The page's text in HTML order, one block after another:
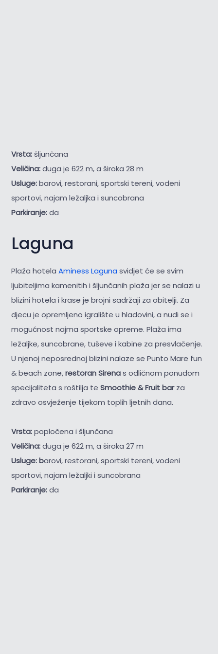
Vrsta:šljunčana
Veličina:duga je 622 m, a široka 28 m
Usluge:barovi, restorani, sportski tereni, vodeni
sportovi, najam ležaljka i suncobrana
Parkiranje:da
Laguna
Plaža hotela Aminess Laguna svidjet će se svim
ljubiteljima kamenitih i šljunčanih plaža jer se nalazi u
blizini hotela i krase je brojni sadržaji za obitelji. Za
djecu je opremljeno igralište u hladovini, a nudi se i
mogućnost najma sportske opreme. Plaža ima
ležaljke, suncobrane, tuševe i kabine za presvlačenje.
U njenoj neposrednoj blizini nalaze se Punto Mare fun
& beach zone,restoran Sirenas odličnom ponudom
specijaliteta s roštilja te Smoothie & Fruit barza
zdravo osvježenje tijekom toplih ljetnih dana.
Vrsta:popločena i šljunčana
Veličina:duga je 622 m, a široka 27 m
Usluge: barovi, restorani, sportski tereni, vodeni
sportovi, najam ležaljki i suncobrana
Parkiranje:da